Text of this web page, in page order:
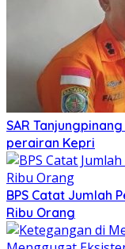
SAR
perairan Kepri
BPS Catat Jumlah
Ribu Orang